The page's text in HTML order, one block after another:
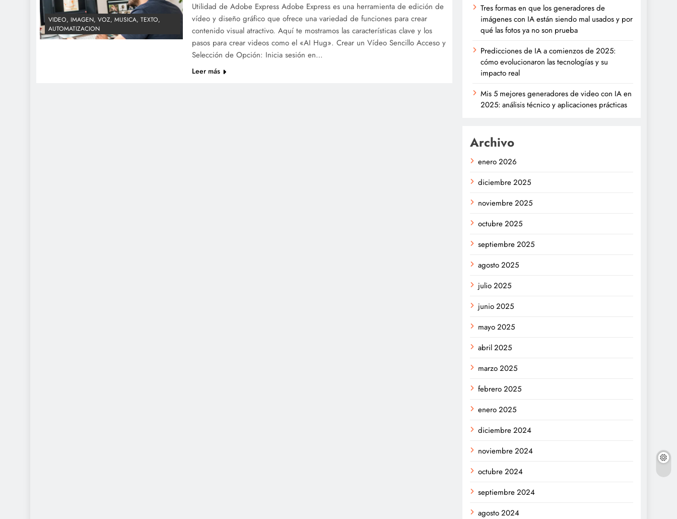
VIDEO, IMAGEN, VOZ, MUSICA, TEXTO,
AUTOMATIZACION
Utilidad de Adobe Express Adobe Express es una herramienta de edición de
vídeo y diseño gráfico que ofrece una variedad de funciones para crear
contenido visual atractivo. Aquí te mostramos las características clave y los
pasos para crear videos como el «AI Hug». Crear un Vídeo Sencillo Acceso y
Selección de Opción: Inicia sesión en…
Leer más
Tres formas en que los generadores de
imágenes con IA están siendo mal usados y por
qué las fotos ya no son prueba
Predicciones de IA a comienzos de 2025:
cómo evolucionaron las tecnologías y su
impacto real
Mis 5 mejores generadores de video con IA en
2025: análisis técnico y aplicaciones prácticas
Archivo
enero 2026
diciembre 2025
noviembre 2025
octubre 2025
septiembre 2025
agosto 2025
julio 2025
junio 2025
mayo 2025
abril 2025
marzo 2025
febrero 2025
enero 2025
diciembre 2024
noviembre 2024
octubre 2024
septiembre 2024
agosto 2024